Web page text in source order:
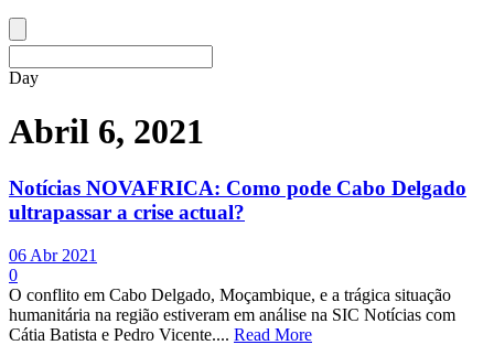
Day
Abril 6, 2021
Notícias NOVAFRICA: Como pode Cabo Delgado
ultrapassar a crise actual?
06 Abr 2021
0
O conflito em Cabo Delgado, Moçambique, e a trágica situação
humanitária na região estiveram em análise na SIC Notícias com
Cátia Batista e Pedro Vicente.... Read More